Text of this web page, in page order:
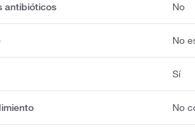
antibióticos No
No
Sí
No